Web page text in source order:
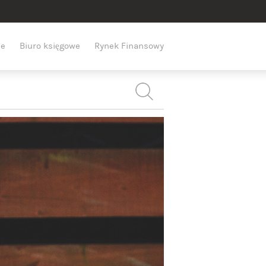
Biuro księgowe Rynek Finansowy